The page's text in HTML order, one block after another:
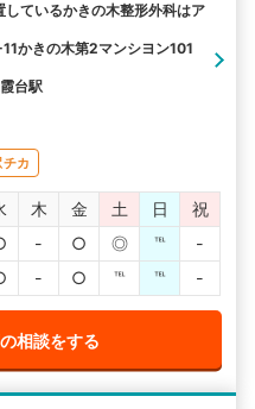
ているかきの木整形外科はア
かきの木第2マンシヨン101
台駅
カ
木 金 土 日
祝
- ○ ◎ ℡
-
- ○ ℡ ℡ -
相談をする